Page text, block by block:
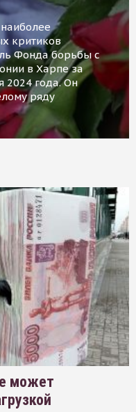
критиков
Фонда борьбы с
в Харпе за
2024 года. Он
ряду
может